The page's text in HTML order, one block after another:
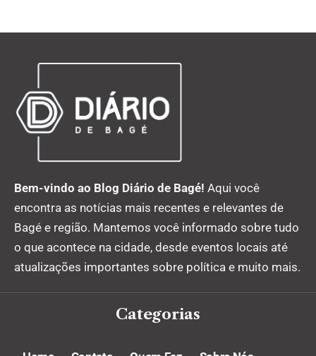
Bem-vindo ao Blog Diário de Bagé! Aqui você
encontra as notícias mais recentes e relevantes de
Bagé e região. Mantemos você informado sobre tudo
o que acontece na cidade, desde eventos locais até
atualizações importantes sobre política e muito mais.
Categorias